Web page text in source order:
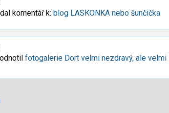
komentář k:blog LASKONKA nebo šunčička
fotogalerie Dort velmi nezdravý, ale velmi